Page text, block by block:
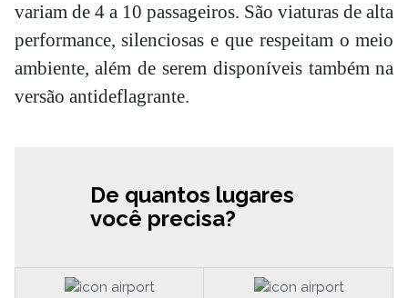
variam de 4 a 10 passageiros. São viaturas de alta
performance, silenciosas e que respeitam o meio
ambiente, além de serem disponíveis também na
versão antideflagrante.
De quantos lugares
você precisa?